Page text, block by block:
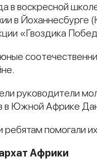
в воскресной
в
«Гвоздика
руководители
в Южной Африке
ребятам помогали
Африки